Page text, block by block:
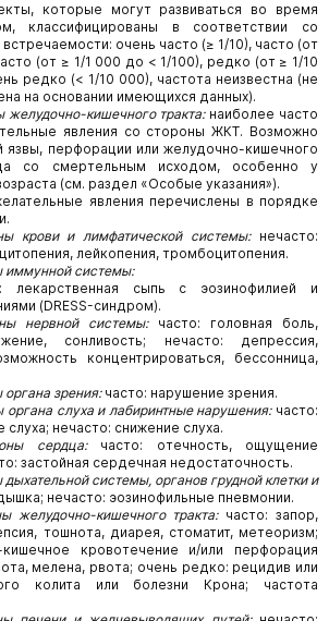
которые могут развиваться во время
классифицированы в соответствии со
очень часто (≥ 1/10), часто (от
(от ≥ 1/1 000 до < 1/100), редко (от ≥ 1/10
редко (< 1/10 000), частота неизвестна (не
на основании имеющихся данных).
кишечного тракта:наиболее часто
явления со стороны ЖКТ. Возможно
язвы, перфорации или желудочно-кишечного
со смертельным исходом, особенно у
(см. раздел «Особые указания»).
явления перечислены в порядке
крови и лимфатической системы:нечасто:
лейкопения, тромбоцитопения.
иммунной системы:
лекарственная сыпь с эозинофилией и
(DRESS-синдром).
нервной системы:часто: головная боль,
сонливость; нечасто: депрессия,
концентрироваться, бессонница,
зрения:часто: нарушение зрения.
слуха и лабиринтные нарушения:часто:
нечасто: снижение слуха.
сердца:часто: отечность, ощущение
застойная сердечная недостаточность.
системы, органов грудной клетки и
нечасто: эозинофильные пневмонии.
желудочно-кишечного тракта:часто: запор,
тошнота, диарея, стоматит, метеоризм;
кровотечение и/или перфорация
мелена, рвота; очень редко: рецидив или
колита или болезни Крона; частота